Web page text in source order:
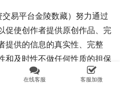
易平台金陵数藏）努力通过
促使创作者提供原创作品、完
提供的信息的真实性、完整
和及时性不做任何性质的担保
解和利用依赖于用户的经验及
在线客服 客服加微